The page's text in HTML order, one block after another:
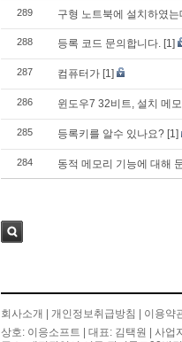
289 구형 노트북에 설치하였는
288 등록 코드 문의합니다. [1]
287 컴퓨터가 [1]
286 윈도우7 32비트, 설치 메
285 등록키를 알수 있나요? [1]
284 동적 메모리 기능에 대해
회사소개 개인정보취급방침 이용약
상호: 이응소프트 | 대표: 김택원 | 사